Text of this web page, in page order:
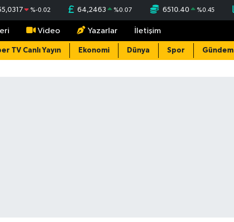
%-0.02 64,2463 %0.07 6510.40 %0.45
Video Yazarlar İletişim
TV Canlı Yayın Ekonomi Dünya Spor Gündem